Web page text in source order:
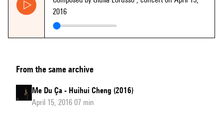
2016
From the same archive
Me Du Ça - Huihui Cheng (2016)
April 15, 2016 07 min